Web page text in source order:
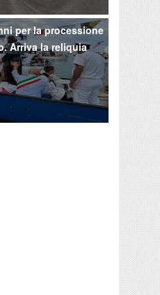
per la processione
Arriva la reliquia